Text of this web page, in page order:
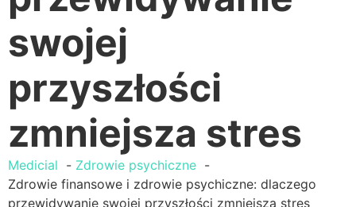
swojej
przyszłości
zmniejsza stres
Medicial
Zdrowie psychiczne
Zdrowie finansowe i zdrowie psychiczne: dlaczego
przewidywanie swojej przyszłości zmniejsza stres